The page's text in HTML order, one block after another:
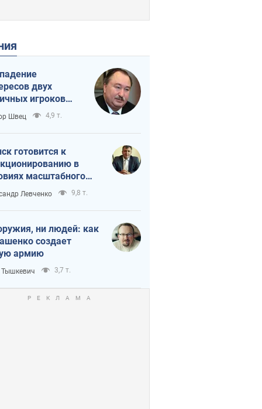
двух
игроков
тайный план
и Путина?
Швец 4,9 т.
готовится к
в
масштабного
кризиса
Левченко 9,8 т.
ни людей: как
создает
армию
Тышкевич 3,7 т.